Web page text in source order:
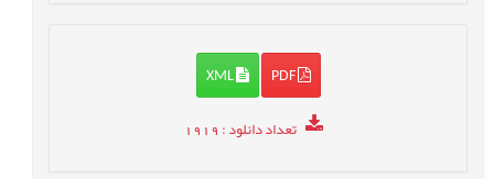
PDF
XML
تعداد دانلود: 1919